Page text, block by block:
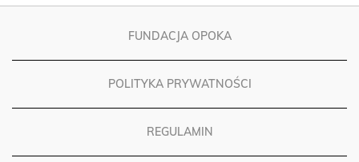
FUNDACJA OPOKA
POLITYKA PRYWATNOŚCI
REGULAMIN